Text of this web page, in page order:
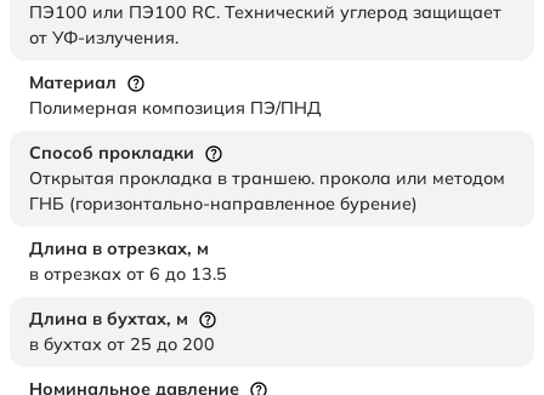
ПЭ100 или ПЭ100 RC. Технический углерод защищает
от УФ-излучения.
Материал
Полимерная композиция ПЭ/ПНД
Способ прокладки
Открытая прокладка в траншею. прокола или методом
ГНБ (горизонтально-направленное бурение)
Длина в отрезках, м
в отрезках от 6 до 13.5
Длина в бухтах, м
в бухтах от 25 до 200
Номинальное давление